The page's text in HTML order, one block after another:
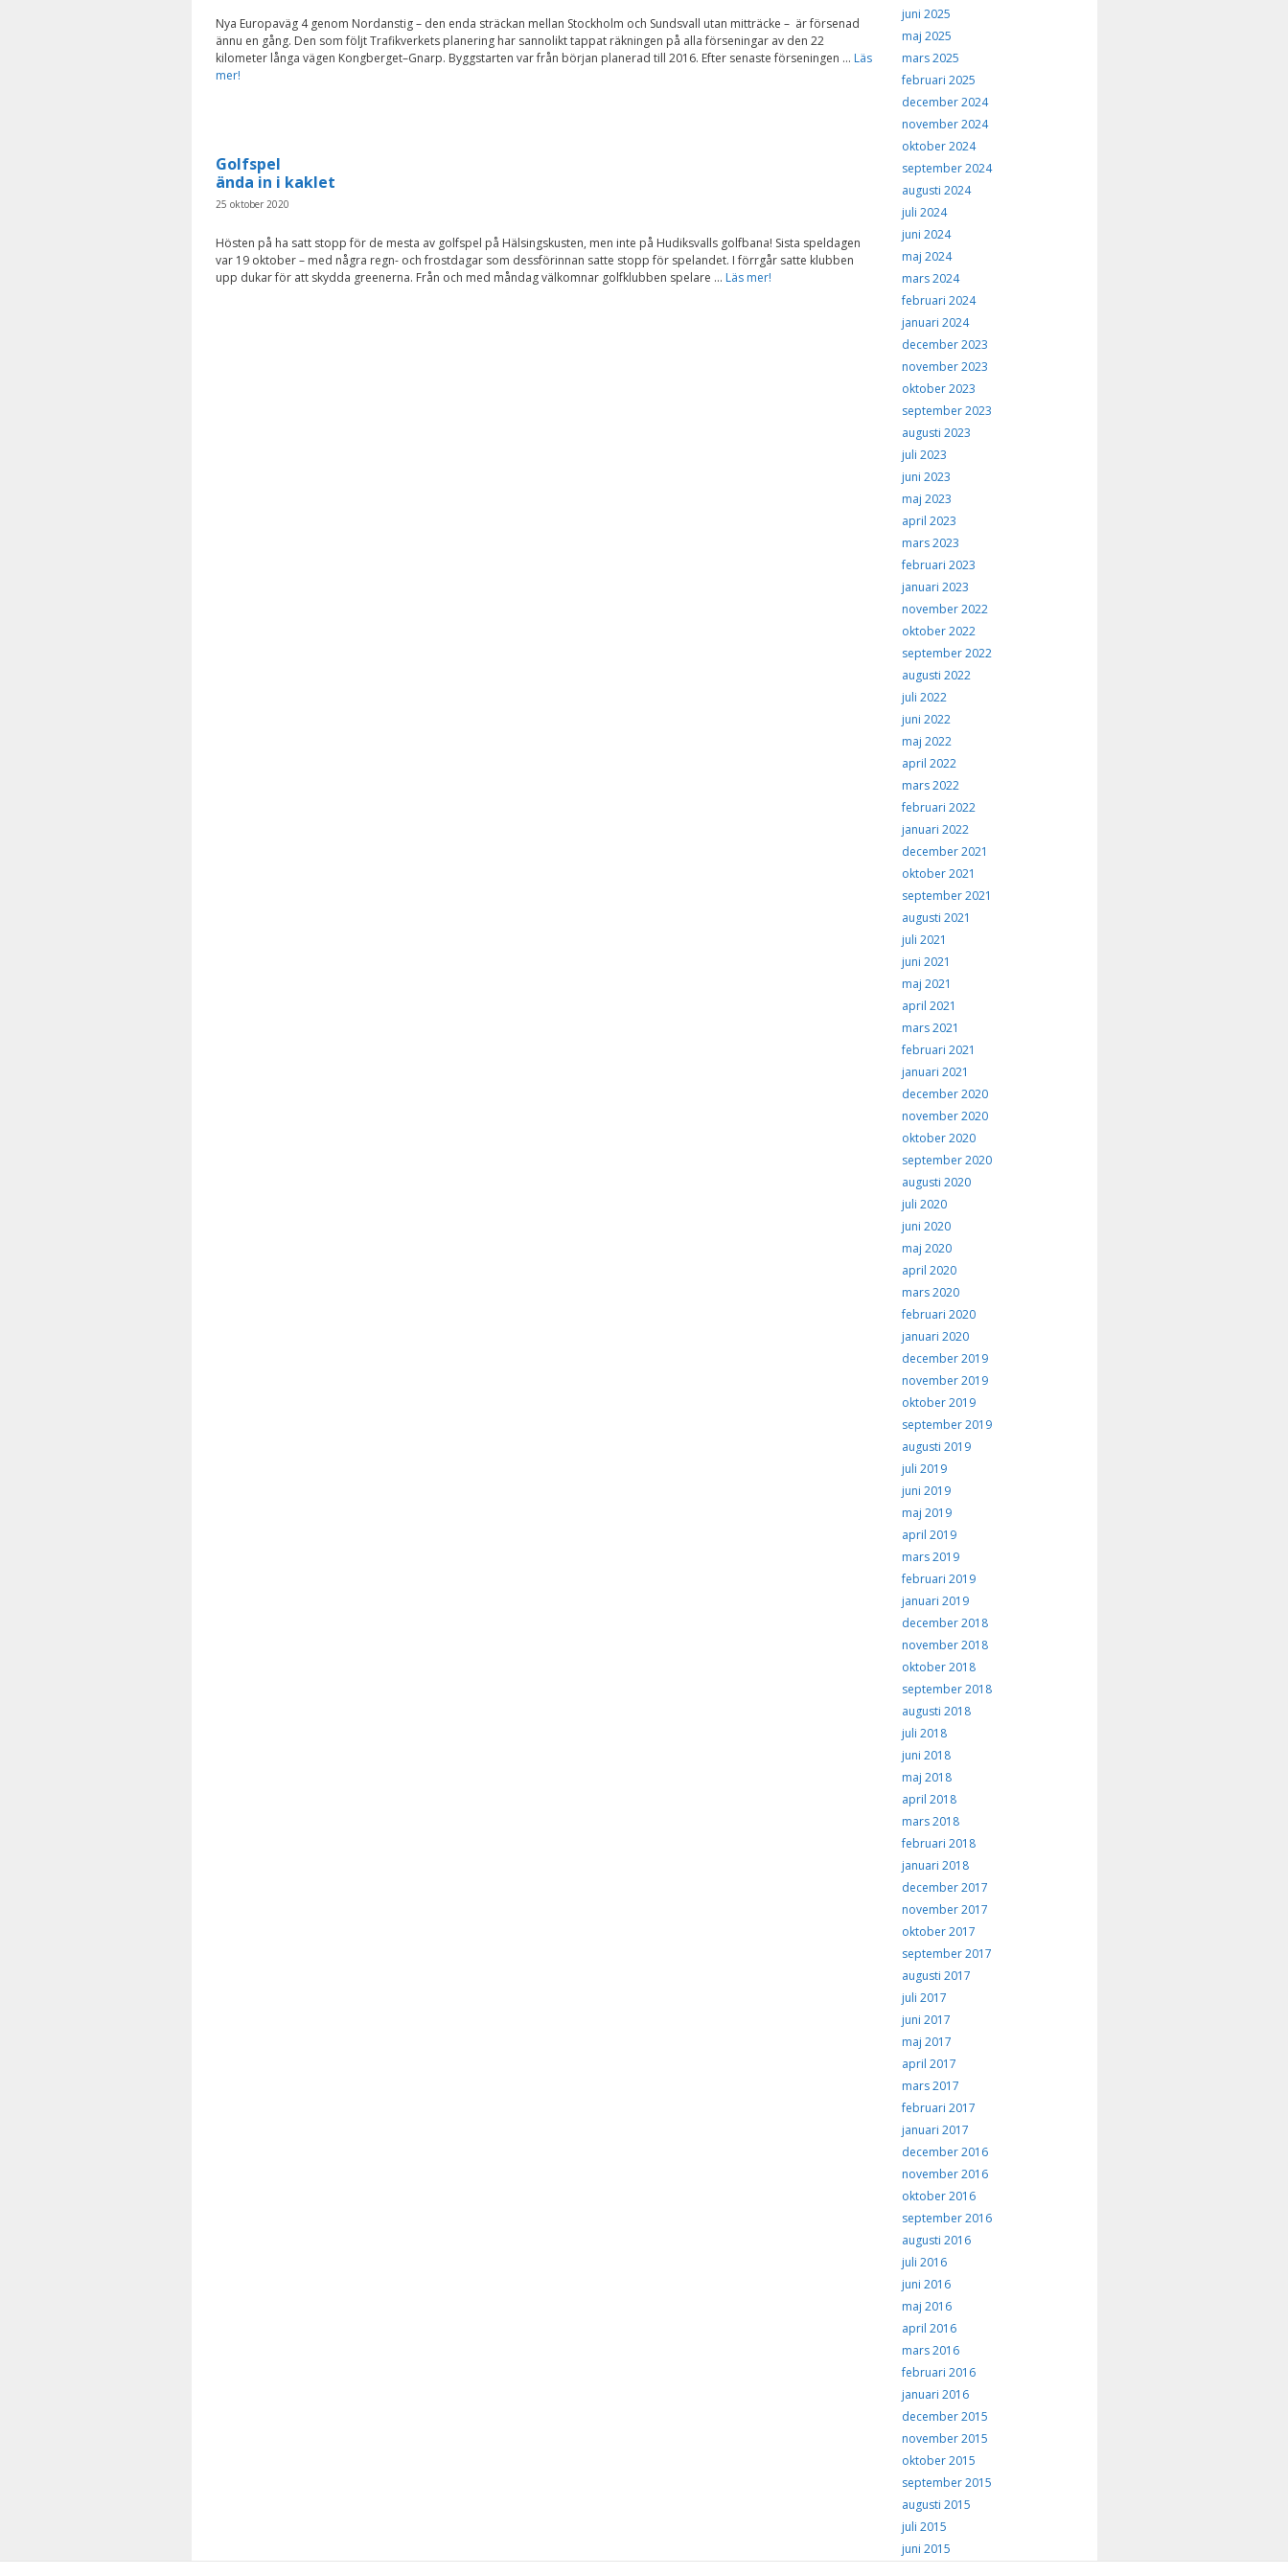
Nya Europaväg 4 genom Nordanstig – den enda sträckan mellan Stockholm och Sundsvall utan mitträcke – är försenad
ännu en gång. Den som följt Trafikverkets planering har sannolikt tappat räkningen på alla förseningar av den 22
kilometer långa vägen Kongberget–Gnarp. Byggstarten var från början planerad till 2016. Efter senaste förseningen … Läs
mer!
Golfspel
ända in i kaklet
25 oktober 2020
Hösten på ha satt stopp för de mesta av golfspel på Hälsingskusten, men inte på Hudiksvalls golfbana! Sista speldagen
var 19 oktober – med några regn- och frostdagar som dessförinnan satte stopp för spelandet. I förrgår satte klubben
upp dukar för att skydda greenerna. Från och med måndag välkomnar golfklubben spelare … Läs mer!
juni 2025
maj 2025
mars 2025
februari 2025
december 2024
november 2024
oktober 2024
september 2024
augusti 2024
juli 2024
juni 2024
maj 2024
mars 2024
februari 2024
januari 2024
december 2023
november 2023
oktober 2023
september 2023
augusti 2023
juli 2023
juni 2023
maj 2023
april 2023
mars 2023
februari 2023
januari 2023
november 2022
oktober 2022
september 2022
augusti 2022
juli 2022
juni 2022
maj 2022
april 2022
mars 2022
februari 2022
januari 2022
december 2021
oktober 2021
september 2021
augusti 2021
juli 2021
juni 2021
maj 2021
april 2021
mars 2021
februari 2021
januari 2021
december 2020
november 2020
oktober 2020
september 2020
augusti 2020
juli 2020
juni 2020
maj 2020
april 2020
mars 2020
februari 2020
januari 2020
december 2019
november 2019
oktober 2019
september 2019
augusti 2019
juli 2019
juni 2019
maj 2019
april 2019
mars 2019
februari 2019
januari 2019
december 2018
november 2018
oktober 2018
september 2018
augusti 2018
juli 2018
juni 2018
maj 2018
april 2018
mars 2018
februari 2018
januari 2018
december 2017
november 2017
oktober 2017
september 2017
augusti 2017
juli 2017
juni 2017
maj 2017
april 2017
mars 2017
februari 2017
januari 2017
december 2016
november 2016
oktober 2016
september 2016
augusti 2016
juli 2016
juni 2016
maj 2016
april 2016
mars 2016
februari 2016
januari 2016
december 2015
november 2015
oktober 2015
september 2015
augusti 2015
juli 2015
juni 2015
Dessa kakor går
inte att välja
bort. De behövs
förbättra
hemsidans
funktionalitet
och